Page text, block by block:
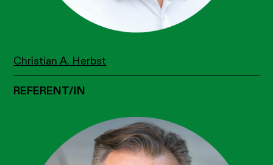
Christian A. Herbst
REFERENT/IN